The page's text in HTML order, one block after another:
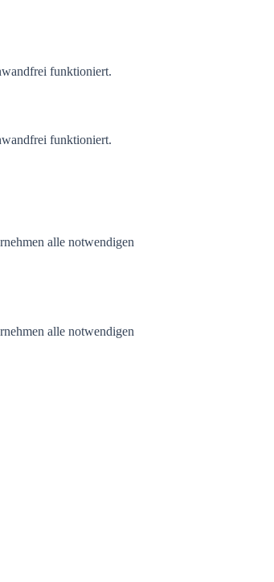
funktioniert.
funktioniert.
alle notwendigen
alle notwendigen